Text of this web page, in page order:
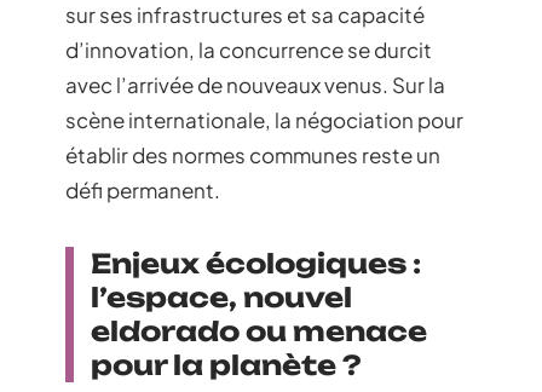
sur ses infrastructures et sa capacité
d’innovation, la concurrence se durcit
avec l’arrivée de nouveaux venus. Sur la
scène internationale, la négociation pour
établir des normes communes reste un
défi permanent.
Enjeux écologiques :
l’espace, nouvel
eldorado ou menace
pour la planète ?